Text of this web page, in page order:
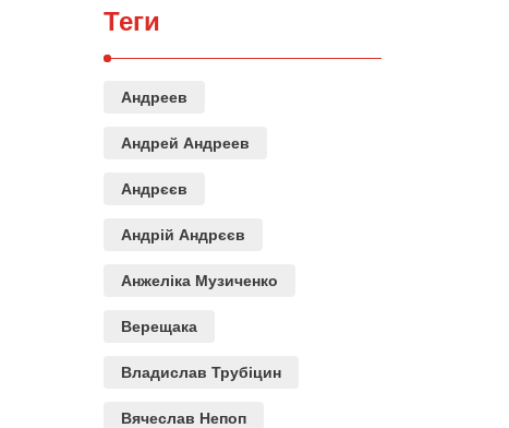
Теги
Андреев
Андрей Андреев
Андрєєв
Андрій Андрєєв
Анжеліка Музиченко
Верещака
Владислав Трубіцин
Вячеслав Непоп